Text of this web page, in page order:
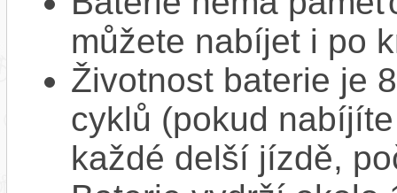
můžete nabíjet i po
Životnost baterie je
cyklů (pokud
každé delší jízdě,